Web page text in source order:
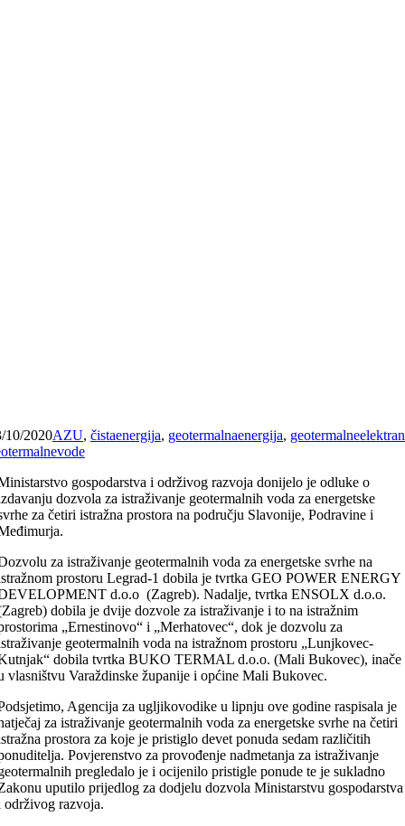
10/2020AZU, čistaenergija, geotermalnaenergija,
gospodarstva i održivog razvoja donijelo je odluke o
dozvola za istraživanje geotermalnih voda za energetske
za četiri istražna prostora na području Slavonije, Podravine i
za istraživanje geotermalnih voda za energetske svrhe na
prostoru Legrad-1 dobila je tvrtka GEO POWER ENERGY
d.o.o (Zagreb). Nadalje, tvrtka ENSOLX d.o.o.
dobila je dvije dozvole za istraživanje i to na istražnim
„Ernestinovo“ i „Merhatovec“, dok je dozvolu za
geotermalnih voda na istražnom prostoru „Lunjkovec-
dobila tvrtka BUKO TERMAL d.o.o. (Mali Bukovec), inače
vlasništvu Varaždinske županije i općine Mali Bukovec.
Agencija za ugljikovodike u lipnju ove godine raspisala je
za istraživanje geotermalnih voda za energetske svrhe na četiri
prostora za koje je pristiglo devet ponuda sedam različitih
Povjerenstvo za provođenje nadmetanja za istraživanje
pregledalo je i ocijenilo pristigle ponude te je sukladno
uputilo prijedlog za dodjelu dozvola Ministarstvu gospodarstva
održivog razvoja.